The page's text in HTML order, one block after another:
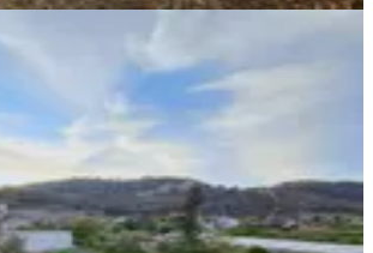
Yanıklarda Satılık 1000m2
İçinde Ev Var
Yanıklar Mahallesi
12.770/m²
₺